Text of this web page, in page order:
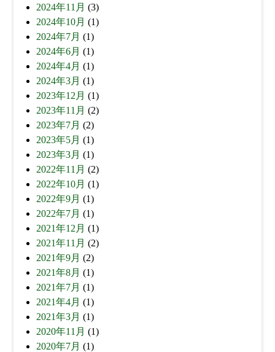
2024年11月 (3)
2024年10月 (1)
2024年7月 (1)
2024年6月 (1)
2024年4月 (1)
2024年3月 (1)
2023年12月 (1)
2023年11月 (2)
2023年7月 (2)
2023年5月 (1)
2023年3月 (1)
2022年11月 (2)
2022年10月 (1)
2022年9月 (1)
2022年7月 (1)
2021年12月 (1)
2021年11月 (2)
2021年9月 (2)
2021年8月 (1)
2021年7月 (1)
2021年4月 (1)
2021年3月 (1)
2020年11月 (1)
2020年7月 (1)